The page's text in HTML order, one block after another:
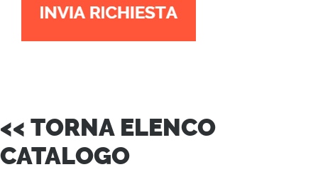
<< TORNA ELENCO
CATALOGO